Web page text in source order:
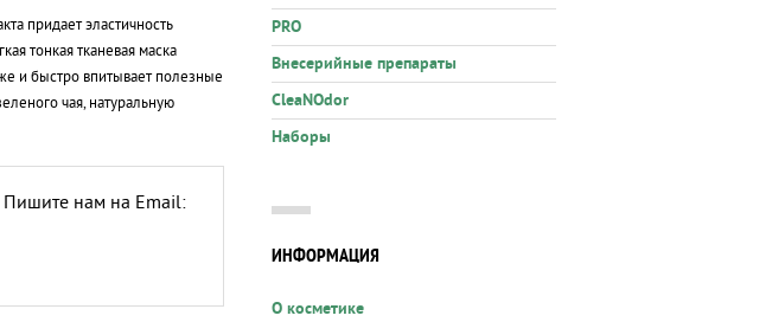
придает эластичность
тонкая тканевая маска
и быстро впитывает полезные
чая, натуральную
Пишите нам на Email:
PRO
Внесерийные препараты
CleaNOdor
Наборы
ИНФОРМАЦИЯ
О косметике